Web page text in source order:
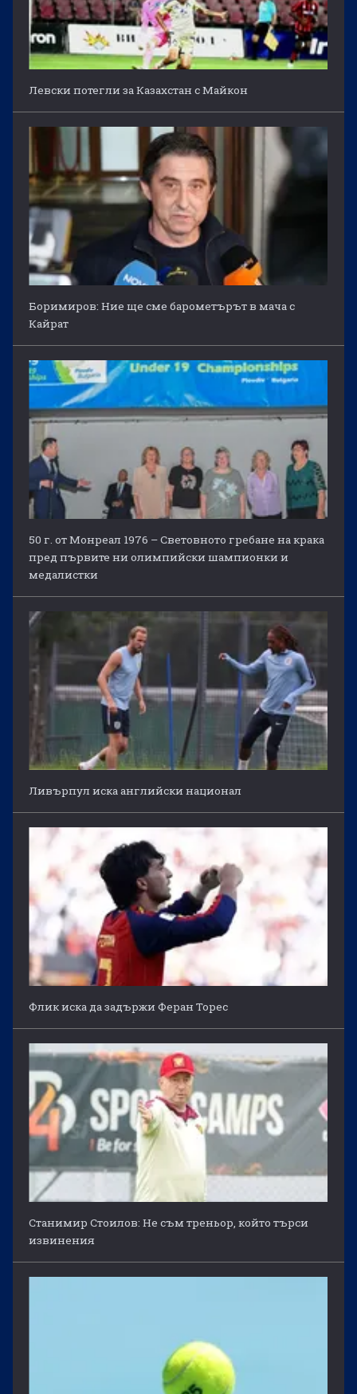
Левски потегли за Казахстан с Майкон
Боримиров: Ние ще сме барометърът в мача с
Кайрат
50 г. от Монреал 1976 – Световното гребане на крака
пред първите ни олимпийски шампионки и
медалистки
Ливърпул иска английски национал
Флик иска да задържи Феран Торес
Станимир Стоилов: Не съм треньор, който търси
извинения